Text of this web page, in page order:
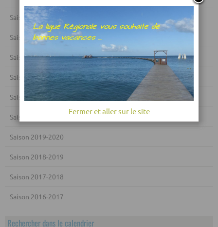
Saison 2025-2026
Saison 2024-2025
Saison 2023-2024
Saison 2022-2023
Saison 2021-2022
Saison 2020-2021
Saison 2019-2020
Saison 2018-2019
Saison 2017-2018
Saison 2016-2017
Rechercher dans le calendrier
Fermer et aller sur le site